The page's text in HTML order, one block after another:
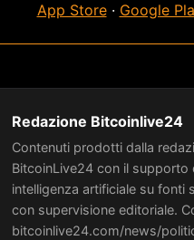
App Store· Google
Redazione Bitcoinlive24
Contenuti prodotti dalla
BitcoinLive24 con il supporto
intelligenza artificiale su fonti
con supervisione editoriale.
bitcoinlive24.com/news/